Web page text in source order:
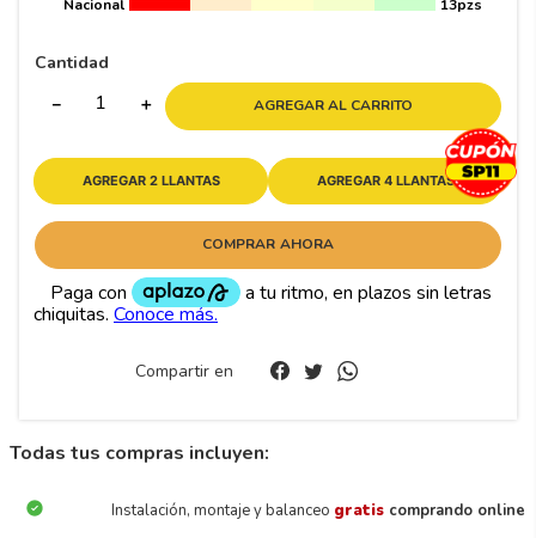
Nacional
13pzs
Cantidad
＋
－ AGREGAR AL CARRITO
AGREGAR 2 LLANTAS AGREGAR 4 LLANTAS
COMPRAR AHORA
Compartir en
Todas tus compras incluyen:
Instalación, montaje y balanceo gratis comprando online